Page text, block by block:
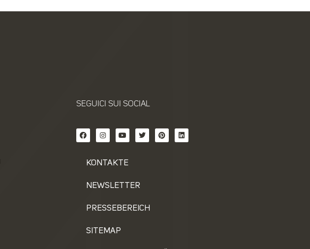
SEGUICI SUI SOCIAL
KONTAKTE
NEWSLETTER
PRESSEBEREICH
SITEMAP